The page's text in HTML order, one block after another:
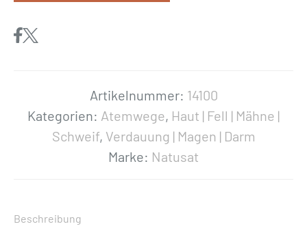
s
r
Artikelnummer: 14100
Kategorien: Atemwege, Haut | Fell | Mähne |
Schweif, Verdauung | Magen | Darm
Marke: Natusat
Beschreibung